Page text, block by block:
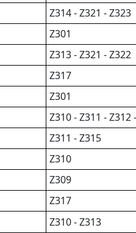
Z314 - Z321 - Z323
Z301
Z313 - Z321 - Z322
Z317
Z301
Z310 - Z311 - Z312
Z311 - Z315
Z310
Z309
Z317
Z310 - Z313